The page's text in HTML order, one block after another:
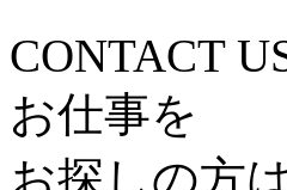
CONTACT
お仕事を
お探しの⽅